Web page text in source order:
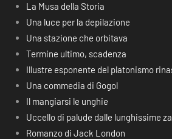
La Musa della Storia
Una luce per la depilazione
Una stazione che orbitava
Termine ultimo, scadenza
Illustre esponente del platonismo
Una commedia di Gogol
Il mangiarsi le unghie
Uccello di palude dalle lunghissime
Romanzo di Jack London